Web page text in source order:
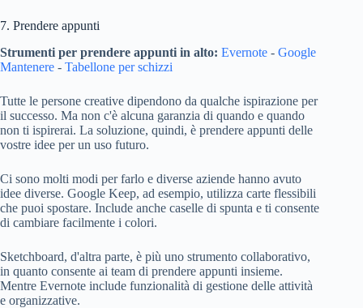
7. Prendere appunti
Strumenti per prendere appunti in alto: Evernote - Google
Mantenere - Tabellone per schizzi
Tutte le persone creative dipendono da qualche ispirazione per
il successo. Ma non c'è alcuna garanzia di quando e quando
non ti ispirerai. La soluzione, quindi, è prendere appunti delle
vostre idee per un uso futuro.
Ci sono molti modi per farlo e diverse aziende hanno avuto
idee diverse. Google Keep, ad esempio, utilizza carte flessibili
che puoi spostare. Include anche caselle di spunta e ti consente
di cambiare facilmente i colori.
Sketchboard, d'altra parte, è più uno strumento collaborativo,
in quanto consente ai team di prendere appunti insieme.
Mentre Evernote include funzionalità di gestione delle attività
e organizzative.